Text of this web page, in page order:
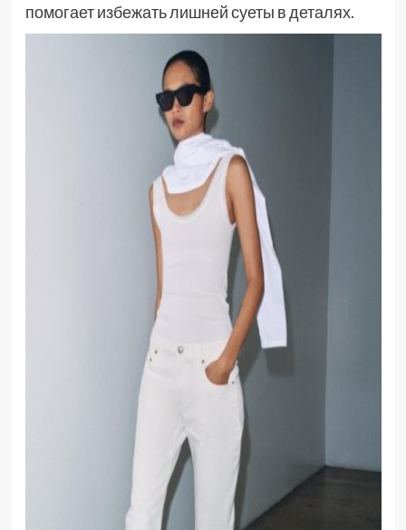
помогает избежать лишней суеты в деталях.